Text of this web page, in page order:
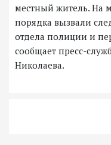
местный житель. На
порядка вызвали
отдела полиции и
сообщает пресс-
Николаева.